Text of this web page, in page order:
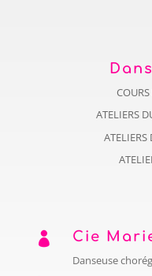
ATELIERS
ATELIERS
 Cie
Danseuse